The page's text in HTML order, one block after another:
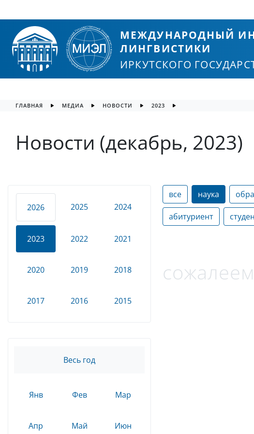
МЕЖДУНАРОДНЫЙ
ЛИНГВИСТИКИ
ИРКУТСКОГО
ГЛАВНАЯ МЕДИА НОВОСТИ 2023
Новости (декабрь, 2023)
2026 2025 2024
2023 2022 2021
2020 2019 2018
2017 2016 2015
Весь год
Янв Фев Мар
Апр Май Июн
все наука
абитуриент